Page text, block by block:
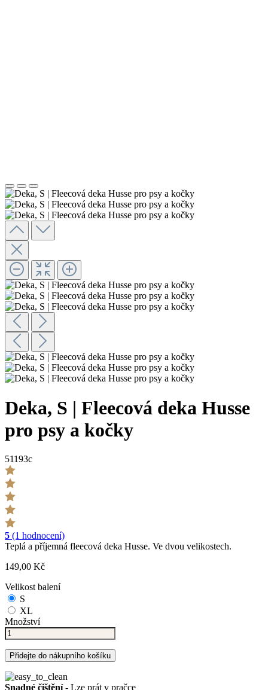
Deka, S | Fleecová deka Husse
pro psy a kočky
51193c
5 (1 hodnocení)
Teplá a příjemná fleecová deka Husse. Ve dvou velikostech.
149,00 Kč
Velikost balení
S
XL
Množství
Přidejte do nákupního košíku
Snadné čištění- Lze prát v pračce